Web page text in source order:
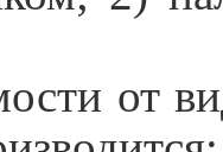
от